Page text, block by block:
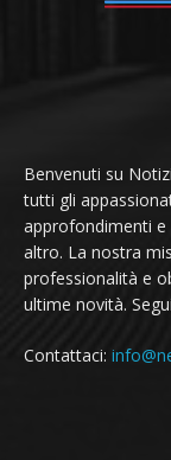
Benvenuti su
tutti gli
approfondimenti
altro. La nostra
professionalità e
ultime novità.
Contattaci: